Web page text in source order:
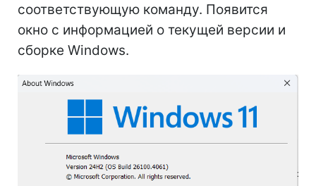
соответствующую команду. Появится
окно с информацией о текущей версии и
сборке Windows.